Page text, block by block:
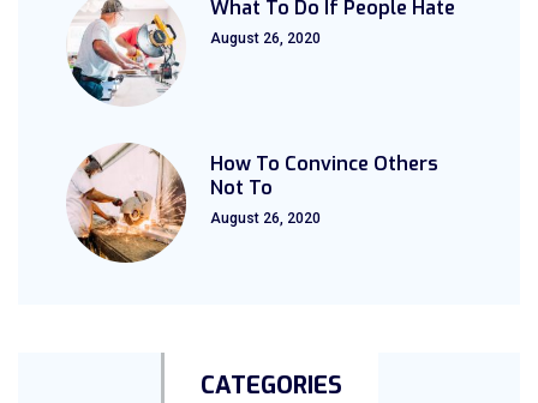
What To Do If People Hate
August 26, 2020
How To Convince Others
Not To
August 26, 2020
CATEGORIES